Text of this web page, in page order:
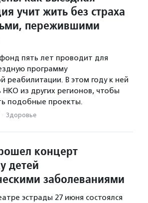
учит жить без страха
пережившими
пять лет проводит для
программу
реабилитации. В этом году к ней
НКО из других регионов, чтобы
подобные проекты.
· Здоровье
концерт
детей
заболеваниями
эстрады 27 июня состоялся